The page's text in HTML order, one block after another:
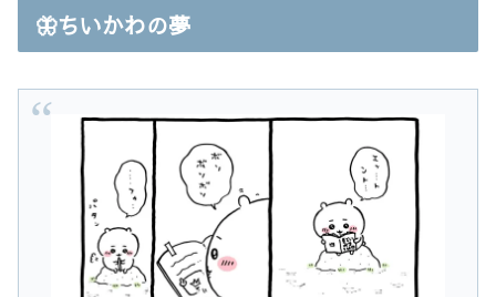
🦋ちいかわの夢